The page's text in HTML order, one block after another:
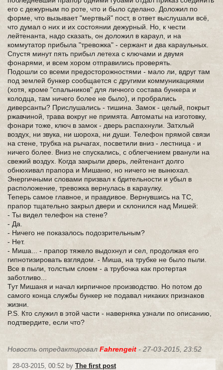
его с дежурным по роте, что и было сделано. Доложил по
форме, что вызывает "мертвый" пост, в ответ выслушали всё,
что думал о них и их состоянии дежурный. Но, к чести
лейтенанта, надо сказать, он доложил в караул, и на
коммутатор прибыла "тревожка" - сержант и два караульных.
Спустя минут пять прибыл летеха с ключами и двумя
фонарями, и всем хором отправились проверять.
Подошли со всеми предосторожностями - мало ли, вдруг там
под землей бункер сообщается с другими коммуникациями
(хотя, кроме "спальников" для личного состава бункера и
колодца, там ничего более не было), и пробрались
диверсанты? Прислушались - тишина. Замок - целый, покрыт
ржавчиной, трава вокруг не примята. Автоматы на изготовку,
фонари тоже, ключ в замок - дверь распахнули. Затхлый
воздух, ни звука, ни шороха, ни души. Телефон прямой связи
на стене, трубка на рычагах, посветили вниз - лестница - и
ничего более. Вниз не спускались, с облегчением рванули на
свежий воздух. Когда закрыли дверь, лейтенант долго
обнюхивал прапора и Мишаню, но ничего не вынюхал.
Энергичными словами призвал к бдительности и убыл в
расположение, тревожка вернулась в караулку.
Теперь самое главное, и правдивое. Вернувшись на ТС,
прапор тщательно закрыл двери и склонился над Мишей:
- Ты видел телефон на стене?
- Да.
- Ничего не показалось подозрительным?
- Нет.
- Миша... - прапор тяжело выдохнул и сел, продолжая его
гипнотизировать взглядом. - Миша, на трубке не было пыли.
Все в пыли, толстым слоем - а трубочка как протертая
заботливо...
Тут Мишаня и начал кирпичное производство. Но потом до
самого конца службы бункер не подавал никаких признаков
жизни.
P.S. Кто служил в этой части - наверняка узнали по описанию,
подтвердите, если что?
Новость отредактировал Fahrengeit - 27-03-2015, 23:52
28-03-2015, 00:52 by The first post